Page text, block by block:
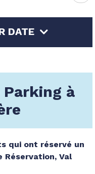
DATE
Parking à
qui ont réservé un
Réservation, Val